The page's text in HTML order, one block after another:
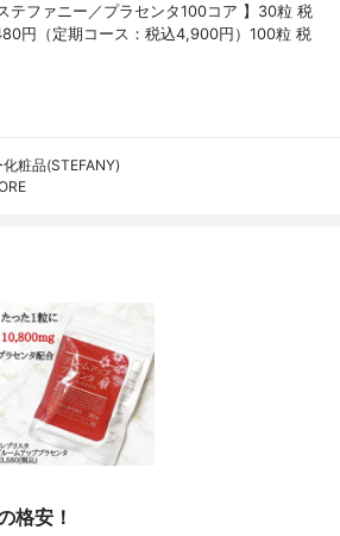
テファニー／プラセンタ100コア 】30粒 税
円（定期コース：税込4,900円）100粒 税
粧品(STEFANY)
格安！